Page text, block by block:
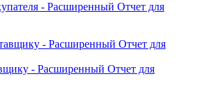
- Расширенный Отчет для
- Расширенный Отчет для